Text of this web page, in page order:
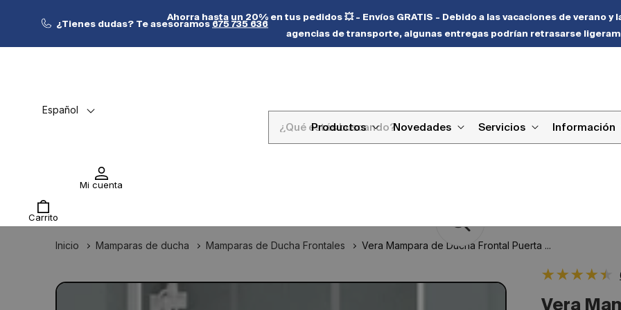
al contenido¿Tienes dudas? Te asesoramos675 735 636
Ahorra hasta un 20% en tus pedidos 💥 - Envíos GRATIS - Debido a las vacaciones de verano
agencias de transporte, algunas entregas podrían retrasarse
Español
Mi cuenta
Carrito
Ver Ofertas Productos Novedades Servicios Información
Inicio Mamparas de ducha Mamparas de Ducha Frontales Vera Mampara de Ducha Frontal Puerta ...
imagen
a la
elemento
Vera